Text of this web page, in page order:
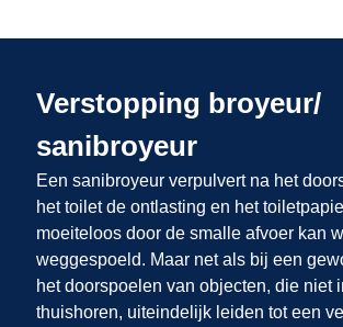
Verstopping broyeur/
sanibroyeur
Een sanibroyeur verpulvert na het
het toilet de ontlasting en het
moeiteloos door de smalle afvoer kan
weggespoeld. Maar net als bij een
het doorspoelen van objecten, die niet
thuishoren, uiteindelijk leiden tot een